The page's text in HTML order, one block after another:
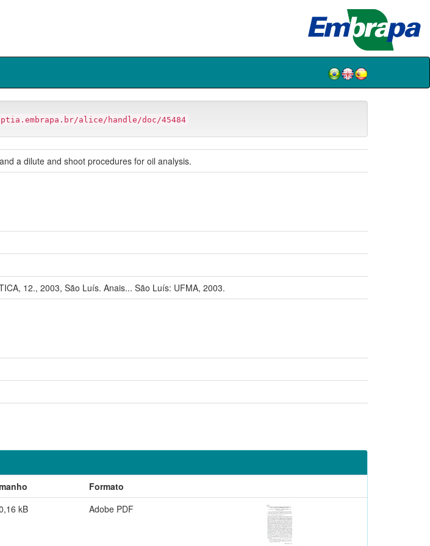
alice/handle/doc/45484
a dilute and shoot procedures for oil analysis.
12., 2003, São Luís. Anais... São Luís: UFMA, 2003.
Formato
kB Adobe PDF